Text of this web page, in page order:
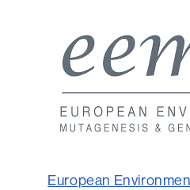
European